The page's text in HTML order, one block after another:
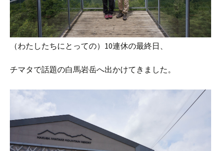
（わたしたちにとっての）10連休の最終日、
チマタで話題の白馬岩岳へ出かけてきました。